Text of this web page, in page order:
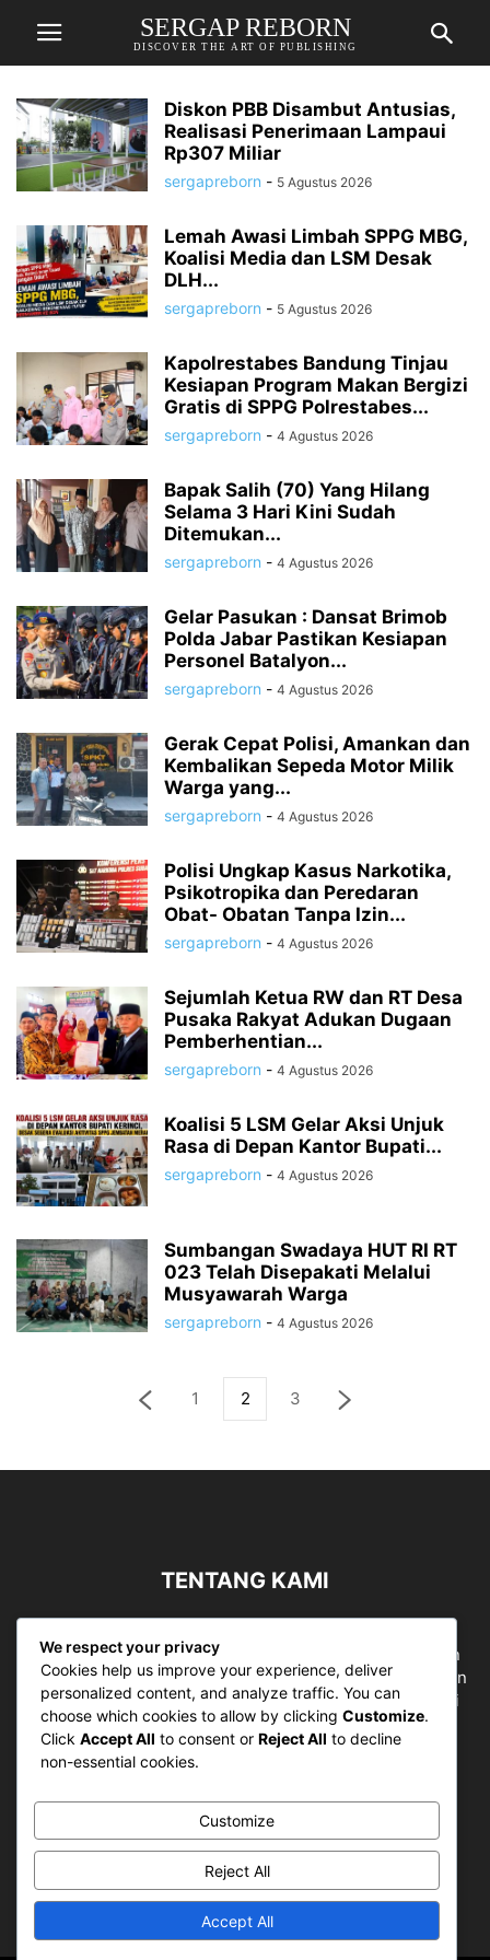
SERGAP REBORN
DISCOVER THE ART OF PUBLISHING
Diskon PBB Disambut Antusias,
Realisasi Penerimaan Lampaui
Rp307 Miliar
sergapreborn - 5 Agustus 2026
Lemah Awasi Limbah SPPG MBG,
Koalisi Media dan LSM Desak
DLH...
sergapreborn - 5 Agustus 2026
Kapolrestabes Bandung Tinjau
Kesiapan Program Makan Bergizi
Gratis di SPPG Polrestabes...
sergapreborn - 4 Agustus 2026
Bapak Salih (70) Yang Hilang
Selama 3 Hari Kini Sudah
Ditemukan...
sergapreborn - 4 Agustus 2026
Gelar Pasukan : Dansat Brimob
Polda Jabar Pastikan Kesiapan
Personel Batalyon...
sergapreborn - 4 Agustus 2026
Gerak Cepat Polisi, Amankan dan
Kembalikan Sepeda Motor Milik
Warga yang...
sergapreborn - 4 Agustus 2026
Polisi Ungkap Kasus Narkotika,
Psikotropika dan Peredaran
Obat- Obatan Tanpa Izin...
sergapreborn - 4 Agustus 2026
Sejumlah Ketua RW dan RT Desa
Pusaka Rakyat Adukan Dugaan
Pemberhentian...
sergapreborn - 4 Agustus 2026
Koalisi 5 LSM Gelar Aksi Unjuk
Rasa di Depan Kantor Bupati...
sergapreborn - 4 Agustus 2026
Sumbangan Swadaya HUT RI RT
023 Telah Disepakati Melalui
Musyawarah Warga
sergapreborn - 4 Agustus 2026
1 2 3
TENTANG KAMI
bergerak di ruang jurnalistik, sebagai entitas pemberian
ruang Publik, Media merupakan literasi mutlak diperlukan
sebagai kemampuan dasar berpikir kritis untuk hidup di
abad informasi.
Hubungi kami:
IKUTI KAMI
We respect your privacy
Cookies help us improve your experience, deliver
personalized content, and analyze traffic. You can
choose which cookies to allow by clicking Customize.
Click Accept All to consent or Reject All to decline
non-essential cookies.
Customize
Reject All
Accept All